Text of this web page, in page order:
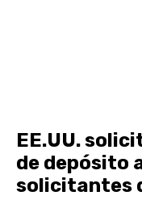
EE.UU.
de depósito
solicitantes